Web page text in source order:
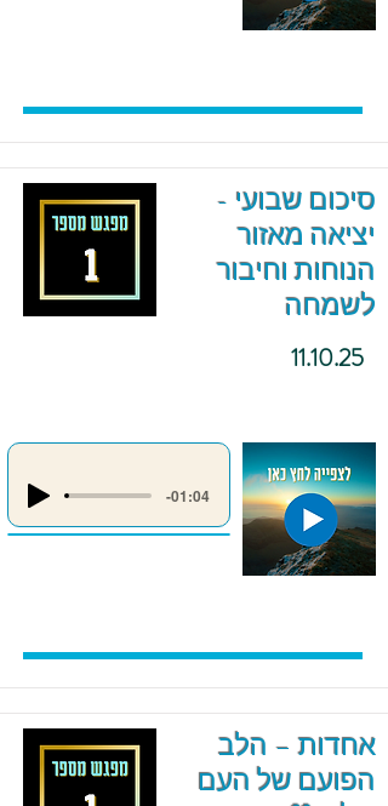
סיכום שבועי -
יציאה מאזור
הנוחות וחיבור
לשמחה
11.10.25
-01:04
אחדות – הלב
הפועם של העם